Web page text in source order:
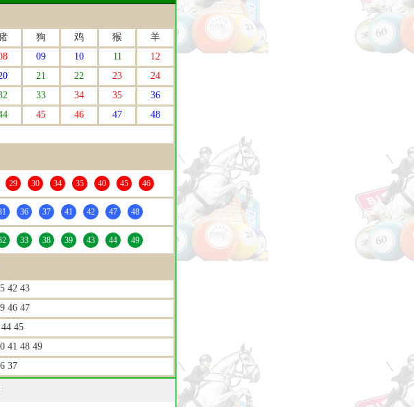
狗 鸡 猴
羊
09 10 11
12
21 22 23
24
33 34 35
36
45 46 47
48
29 30 34 35 40 45 46
36 37 41 42 47 48
33 38 39 43 44 49
42 43
46 47
45
41 48 49
37